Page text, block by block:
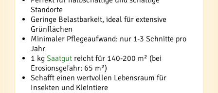
Standorte
Geringe Belastbarkeit, ideal für extensive
Grünflächen
Minimaler Pflegeaufwand: nur 1-3 Schnitte pro
Jahr
1 kg Saatgut reicht für 140-200 m² (bei
Erosionsgefahr: 65 m²)
Schafft einen wertvollen Lebensraum für
Insekten und Kleintiere